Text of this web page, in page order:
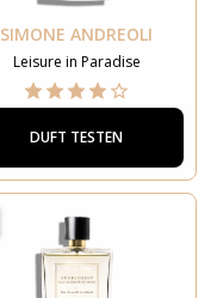
SIMONE ANDREOLI
Leisure in Paradise
DUFT TESTEN